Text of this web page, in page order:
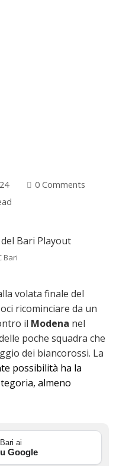
0 Comments
Bari
volata finale del
ricominciare da un
il Modena nel
poche squadra che
dei biancorossi. La
possibilità ha la
almeno
ai
Google